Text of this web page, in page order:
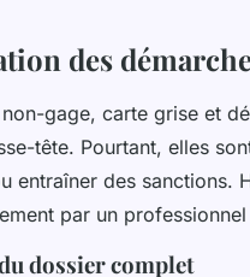
des
gage, carte grise et
tête. Pourtant, elles
entraîner des sanctions.
par un
dossier complet